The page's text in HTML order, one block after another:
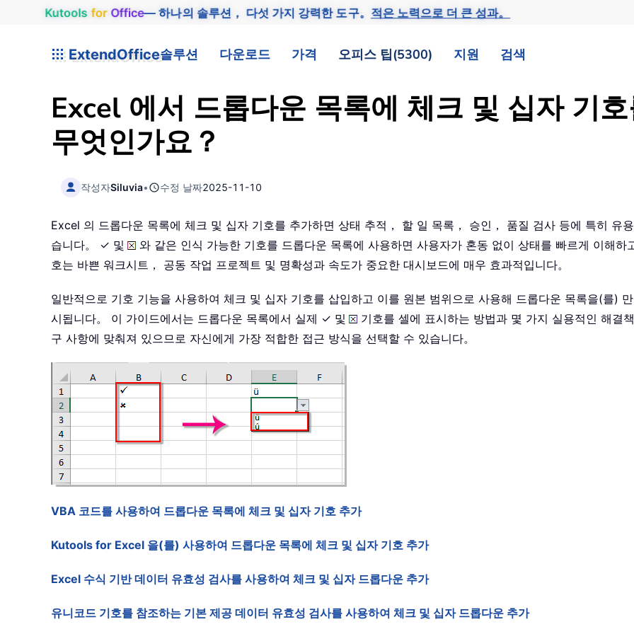
Kutools for Office— 하나의 솔루션， 다섯 가지 강력한 도구。 적은 노력으로 더 큰 성과。
ExtendOffice솔루션 다운로드 가격 오피스 팁(5300) 지원 검색
Excel 에서 드롭다운 목록에 체크 및 십자 기
무엇인가요？
작성자Siluvia• 수정 날짜2025-11-10
Excel 의 드롭다운 목록에 체크 및 십자 기호를 추가하면 상태 추적， 할 일 목록， 승인， 품질 검사 등에 특히 유
습니다。 ✓ 및
와 같은 인식 가능한 기호를 드롭다운 목록에 사용하면 사용자가 혼동 없이 상태를 빠르게 이해
호는 바쁜 워크시트， 공동 작업 프로젝트 및 명확성과 속도가 중요한 대시보드에 매우 효과적입니다。
일반적으로 기호 기능을 사용하여 체크 및 십자 기호를 삽입하고 이를 원본 범위으로 사용해 드롭다운 목록을(를)
시됩니다。 이 가이드에서는 드롭다운 목록에서 실제 ✓ 및
기호를 셀에 표시하는 방법과 몇 가지 실용적인 해결
구 사항에 맞춰져 있으므로 자신에게 가장 적합한 접근 방식을 선택할 수 있습니다。
VBA 코드를 사용하여 드롭다운 목록에 체크 및 십자 기호 추가
Kutools for Excel 을(를) 사용하여 드롭다운 목록에 체크 및 십자 기호 추가
Excel 수식 기반 데이터 유효성 검사를 사용하여 체크 및 십자 드롭다운 추가
유니코드 기호를 참조하는 기본 제공 데이터 유효성 검사를 사용하여 체크 및 십자 드롭다운 추가